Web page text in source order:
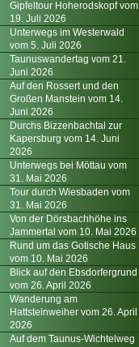
Gipfeltour Hoherodskopf vom
19. Juli 2026
Unterwegs im Westerwald
vom 5. Juli 2026
Taunuswandertag vom 21.
Juni 2026
Auf den Rossert und den
Großen Manstein vom 14.
Juni 2026
Durchs Bizzenbachtal zur
Kapersburg vom 14. Juni
2026
Unterwegs bei Möttau vom
31. Mai 2026
Tour durch Wiesbaden vom
31. Mai 2026
Von der Dörsbachhöhe ins
Jammertal vom 10. Mai 2026
Rund um das Gotische Haus
vom 10. Mai 2026
Blick auf den Ebsdorfergrund
vom 26. April 2026
Wanderung am
Hattsteinweiher vom 26. April
2026
Auf dem Taunus-Wichtelweg